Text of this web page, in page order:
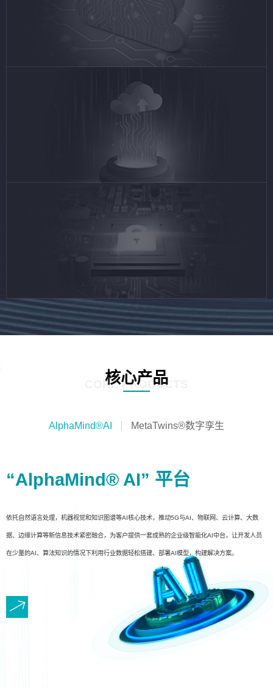
核心产品
CORE PRODUCTS
AlphaMind®AI MetaTwins®数字孪生
“AlphaMind® AI” 平台
依托自然语言处理，机器视觉和知识图谱等AI核心技术，推动5G与AI、物联网、云计算、大数
据、边缘计算等新信息技术紧密融合，为客户提供一套成熟的企业级智能化AI中台，让开发人员
在少量的AI、算法知识的情况下利用行业数据轻松搭建、部署AI模型，构建解决方案。